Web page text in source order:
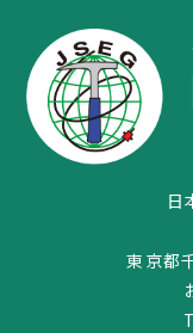
03-
日
東京都